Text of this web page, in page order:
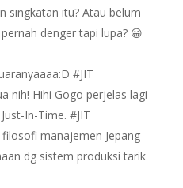
singkatan itu? Atau belum
denger tapi lupa? 😀
#JIT
nih! Hihi Gogo perjelas lagi
In-Time. #JIT
manajemen Jepang
dg sistem produksi tarik